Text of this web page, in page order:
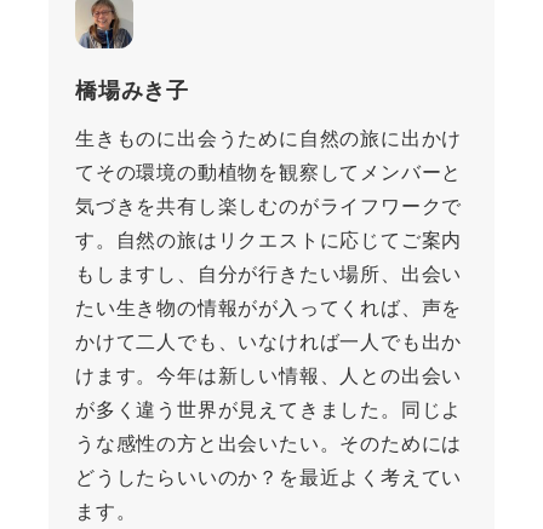
橋場みき子
生きものに出会うために自然の旅に出かけ
てその環境の動植物を観察してメンバーと
気づきを共有し楽しむのがライフワークで
す。自然の旅はリクエストに応じてご案内
もしますし、自分が行きたい場所、出会い
たい生き物の情報がが入ってくれば、声を
かけて二人でも、いなければ一人でも出か
けます。今年は新しい情報、人との出会い
が多く違う世界が見えてきました。同じよ
うな感性の方と出会いたい。そのためには
どうしたらいいのか？を最近よく考えてい
ます。